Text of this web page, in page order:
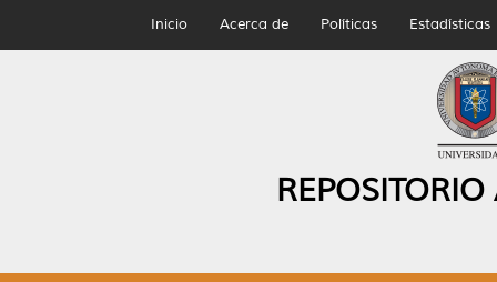
Inicio Acerca de Políticas Estadísticas